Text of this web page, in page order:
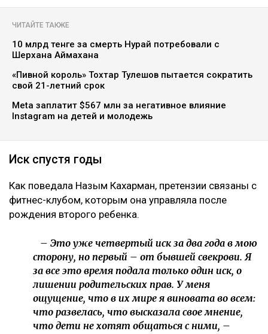
ЧИТАЙТЕ ТАКЖЕ
10 млрд тенге за смерть Нурай потребовали с
Шерхана Аймахана
«Пивной король» Тохтар Тулешов пытается сократить
свой 21-летний срок
Meta заплатит $567 млн за негативное влияние
Instagram на детей и молодежь
Иск спустя годы
Как поведала Назым Кахарман, претензии связаны с
фитнес-клубом, которым она управляла после
рождения второго ребенка.
– Это уже четвертый иск за два года в мою
сторону, но первый – от бывшей свекрови. Я
за все это время подала только один иск, о
лишении родительских прав. У меня
ощущение, что в их мире я виновата во всем:
что развелась, что высказала свое мнение,
что дети не хотят общаться с ними, –